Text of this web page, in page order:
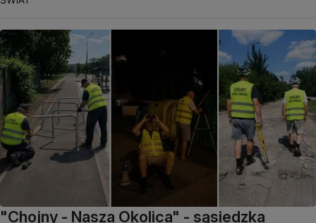
"Chojny - Nasza Okolica" - sąsiedzka